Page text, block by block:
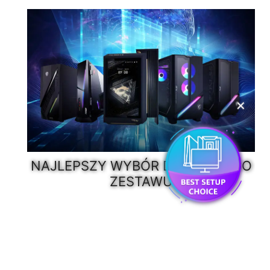
Czas odpowiedzi
matrycy
0,5 ms (GtG,
min.)
NAJLEPSZY WYBÓR DO TWOJEGO
ZESTAWU
✕